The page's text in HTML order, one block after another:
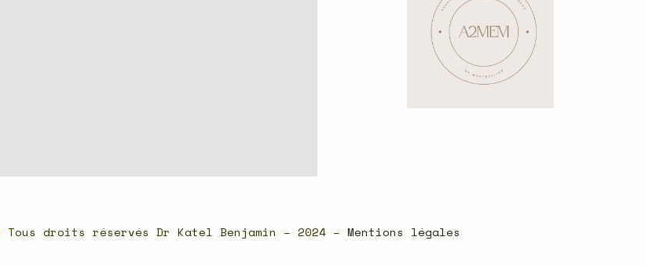
Tous droits réservés Dr Katel Benjamin – 2024 – Mentions légales